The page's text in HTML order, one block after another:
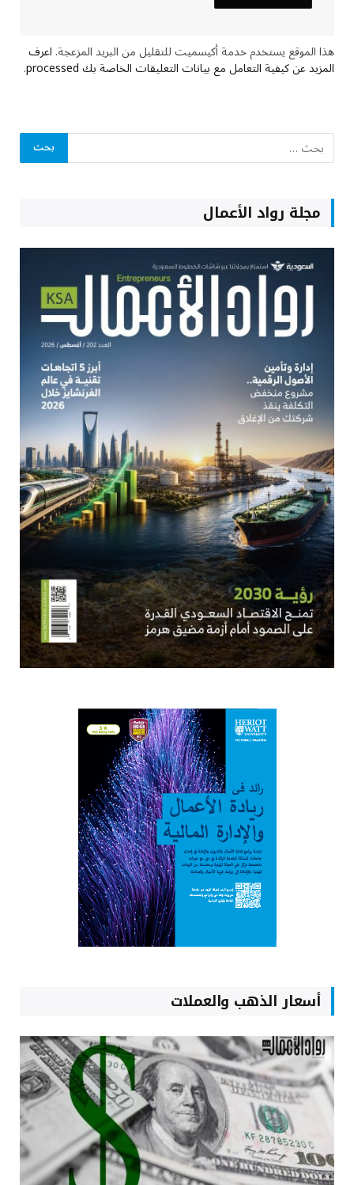
هذا الموقع يستخدم خدمة أكيسميت للتقليل من البريد المزعجة.اعرف
المزيد عن كيفية التعامل مع بيانات التعليقات الخاصة بك processed .
مجلة رواد الأعمال
أسعار الذهب والعملات